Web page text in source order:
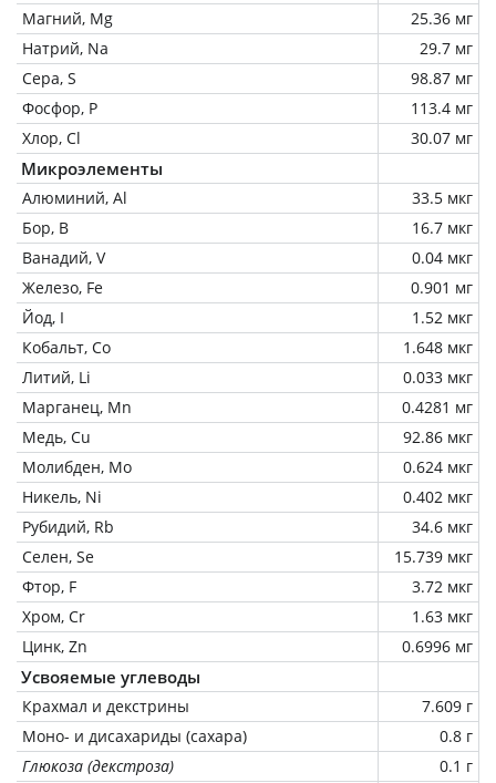
Магний, Mg
25.36 мг
Натрий, Na
29.7 мг
Сера, S
98.87 мг
Фосфор, P
113.4 мг
Хлор, Cl
30.07 мг
Микроэлементы
Алюминий, Al
33.5 мкг
Бор, B
16.7 мкг
Ванадий, V
0.04 мкг
Железо, Fe
0.901 мг
Йод, I
1.52 мкг
Кобальт, Co
1.648 мкг
Литий, Li
0.033 мкг
Марганец, Mn
0.4281 мг
Медь, Cu
92.86 мкг
Молибден, Mo
0.624 мкг
Никель, Ni
0.402 мкг
Рубидий, Rb
34.6 мкг
Селен, Se
15.739 мкг
Фтор, F
3.72 мкг
Хром, Cr
1.63 мкг
Цинк, Zn
0.6996 мг
Усвояемые углеводы
Крахмал и декстрины
7.609 г
Моно- и дисахариды (сахара)
0.8 г
Глюкоза (декстроза)
0.1 г